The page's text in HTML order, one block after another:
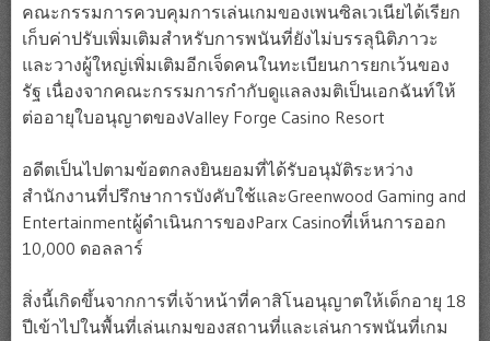
คณะกรรมการควบคุมการเล่นเกมของเพนซิลเวเนียได้เรียก
เก็บค่าปรับเพิ่มเติมสำหรับการพนันที่ยังไม่บรรลุนิติภาวะ
และวางผู้ใหญ่เพิ่มเติมอีกเจ็ดคนในทะเบียนการยกเว้นของ
รัฐ เนื่องจากคณะกรรมการกำกับดูแลลงมติเป็นเอกฉันท์ให้
ต่ออายุใบอนุญาตของValley Forge Casino Resort
อดีตเป็นไปตามข้อตกลงยินยอมที่ได้รับอนุมัติระหว่าง
สำนักงานที่ปรึกษาการบังคับใช้และGreenwood Gaming and
Entertainmentผู้ดำเนินการของParx Casinoที่เห็นการออก
10,000 ดอลลาร์
สิ่งนี้เกิดขึ้นจากการที่เจ้าหน้าที่คาสิโนอนุญาตให้เด็กอายุ 18
ปีเข้าไปในพื้นที่เล่นเกมของสถานที่และเล่นการพนันที่เกม